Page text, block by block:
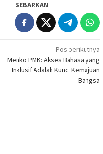
SEBARKAN
Pos berikutnya
Menko PMK: Akses Bahasa yang
Inklusif Adalah Kunci Kemajuan
Bangsa